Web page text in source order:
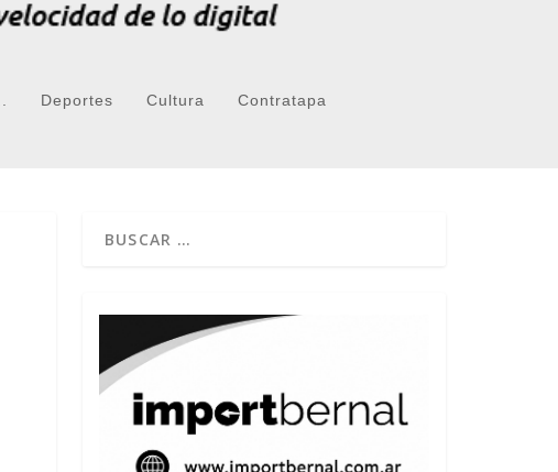
Deportes Cultura Contratapa